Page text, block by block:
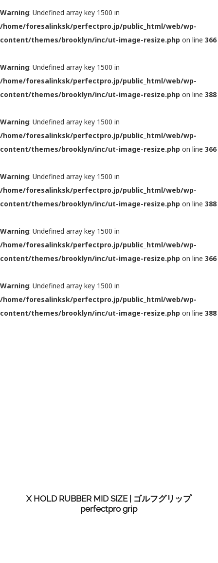
Warning: Undefined array key 1500 in
/home/foresalinksk/perfectpro.jp/public_html/web/wp-
content/themes/brooklyn/inc/ut-image-resize.php on line 366
Warning: Undefined array key 1500 in
/home/foresalinksk/perfectpro.jp/public_html/web/wp-
content/themes/brooklyn/inc/ut-image-resize.php on line 388
Warning: Undefined array key 1500 in
/home/foresalinksk/perfectpro.jp/public_html/web/wp-
content/themes/brooklyn/inc/ut-image-resize.php on line 366
Warning: Undefined array key 1500 in
/home/foresalinksk/perfectpro.jp/public_html/web/wp-
content/themes/brooklyn/inc/ut-image-resize.php on line 388
Warning: Undefined array key 1500 in
/home/foresalinksk/perfectpro.jp/public_html/web/wp-
content/themes/brooklyn/inc/ut-image-resize.php on line 366
Warning: Undefined array key 1500 in
/home/foresalinksk/perfectpro.jp/public_html/web/wp-
content/themes/brooklyn/inc/ut-image-resize.php on line 388
X HOLD RUBBER MID SIZE | ゴルフグリップ
perfectpro grip